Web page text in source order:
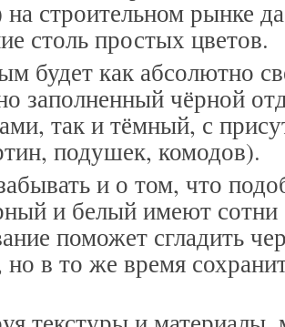
строительном рынке
столь простых цветов.
будет как абсолютно
заполненный чёрной
так и тёмный, с
подушек, комодов).
и о том, что
и белый имеют
поможет сгладить
в то же время